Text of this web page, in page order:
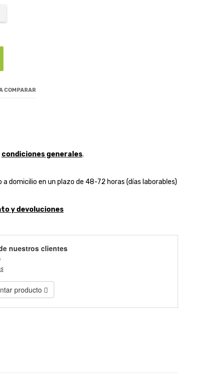
COMPARAR
condiciones generales.
a domicilio en un plazo de 48-72 horas (días laborables)
y devoluciones
nuestros clientes
producto